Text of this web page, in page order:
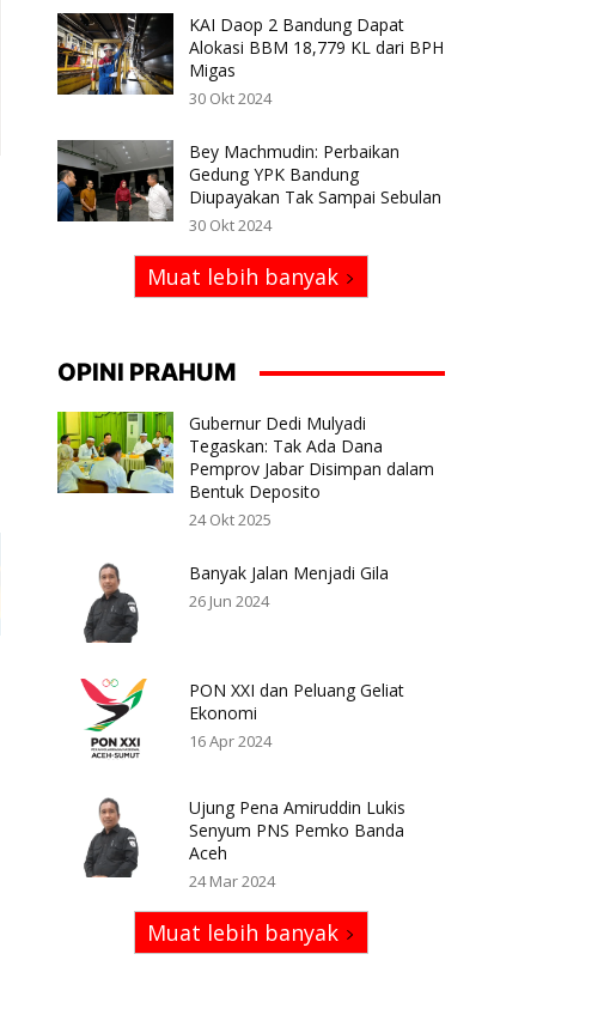
KAI Daop 2 Bandung Dapat
Alokasi BBM 18,779 KL dari BPH
Migas
30 Okt 2024
Bey Machmudin: Perbaikan
Gedung YPK Bandung
Diupayakan Tak Sampai Sebulan
30 Okt 2024
Muat lebih banyak
OPINI PRAHUM
Gubernur Dedi Mulyadi
Tegaskan: Tak Ada Dana
Pemprov Jabar Disimpan dalam
Bentuk Deposito
24 Okt 2025
Banyak Jalan Menjadi Gila
26 Jun 2024
PON XXI dan Peluang Geliat
Ekonomi
16 Apr 2024
Ujung Pena Amiruddin Lukis
Senyum PNS Pemko Banda
Aceh
24 Mar 2024
Muat lebih banyak